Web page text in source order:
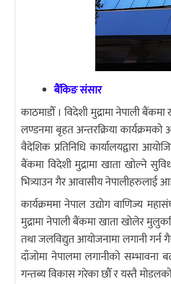
बैंकिङ संसार
काठमाडौँ । विदेशी मुद्रामा नेपाली
लण्डनमा बृहत अन्तरक्रिया
वैदेशिक प्रतिनिधि कार्यालयद्वारा
बैंकमा विदेशी मुद्रामा खाता खोल्ने
भित्र्याउन गैर आवासीय नेपालीहरुलाई
कार्यक्रममा नेपाल उद्योग वाणिज्य
मुद्रामा नेपाली बैंकमा खाता खोलेर
तथा जलविद्युत आयोजनामा लगानी
दाँजोमा नेपालमा लगानीको सम्भावना
गन्तब्य विकास गरेका छौँ र यस्तै